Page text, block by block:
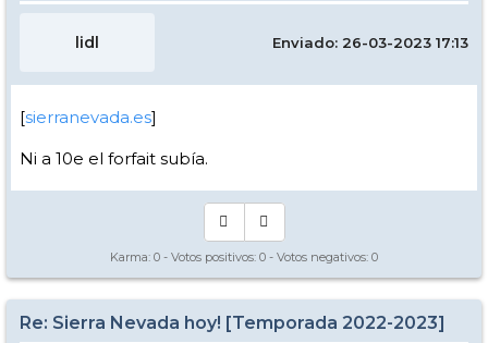
lidl Enviado: 26-03-2023 17:13
[sierranevada.es]
Ni a 10e el forfait subía.
Karma: 0 - Votos positivos: 0 - Votos negativos: 0
Re: Sierra Nevada hoy! [Temporada 2022-2023]